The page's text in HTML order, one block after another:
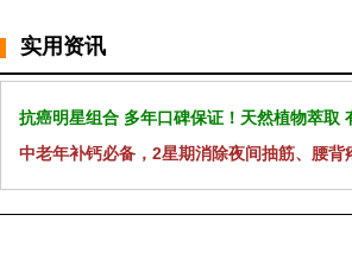
实用资讯
抗癌明星组合 多年口碑保证！天然植物萃取
中老年补钙必备，2星期消除夜间抽筋、腰